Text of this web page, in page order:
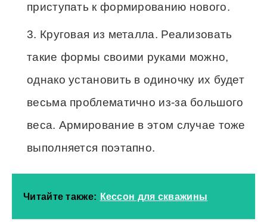
приступать к формированию нового.
Круговая из металла. Реализовать
такие формы своими руками можно,
однако установить в одиночку их будет
весьма проблематично из-за большого
веса. Армирование в этом случае тоже
выполняется поэтапно.
Читайте также: Кессон для скважины